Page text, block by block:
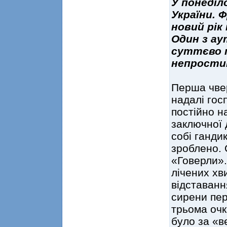
України.
новий
Один з
суттєво
Перша
надалі
постійно
заключної
собі
зроблено.
лічених
сирени
трьома
було за